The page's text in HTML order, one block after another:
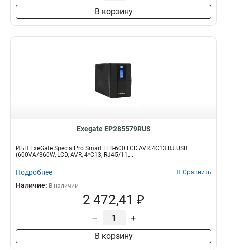
В корзину
Exegate EP285579RUS
ИБП ExeGate SpecialPro Smart LLB-600.LCD.AVR.4C13.RJ.USB
(600VA/360W, LCD, AVR, 4*C13, RJ45/11,...
Подробнее Сравнить
Наличие: В наличии
2 472,41 ₽
– +
В корзину